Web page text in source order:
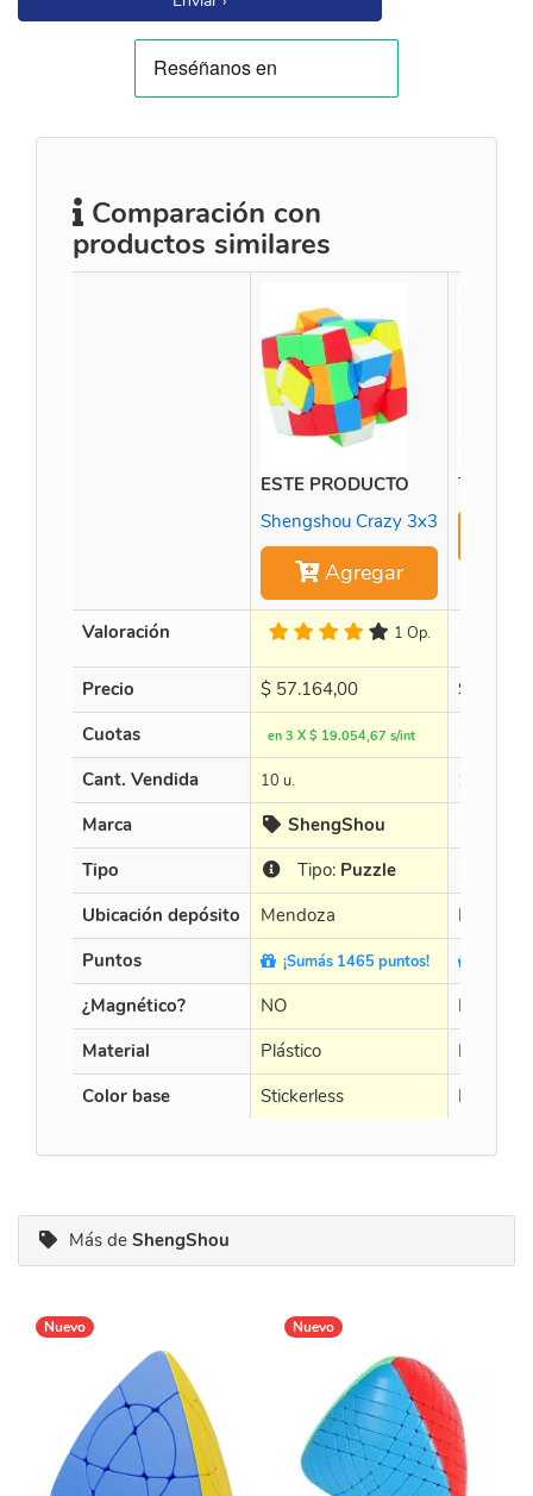
Comparación con
productos similares
ESTE PRODUCTO
Shengshou Crazy 3x3
Agregar
Time
Valoración 1 Op.
Precio $ 57.164,00 $
Cuotas
en 3 X $ 19.054,67 s/int
Cant. Vendida 10 u. 15 u.
Marca ShengShou
Tipo
Tipo: Puzzle
Ubicación depósito
Mendoza
Mendoza
Puntos
¡Sumás 1465 puntos!
¿Magnético? NO
NO
Material
Plástico
Plástico
Color base
Stickerless Black
Más de ShengShou
Nuevo Nuevo